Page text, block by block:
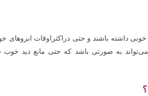
خوبی داشته باشند و حتی دراکثراوقات ابروهای
به صورتی باشد که حتی مانع دید خوب